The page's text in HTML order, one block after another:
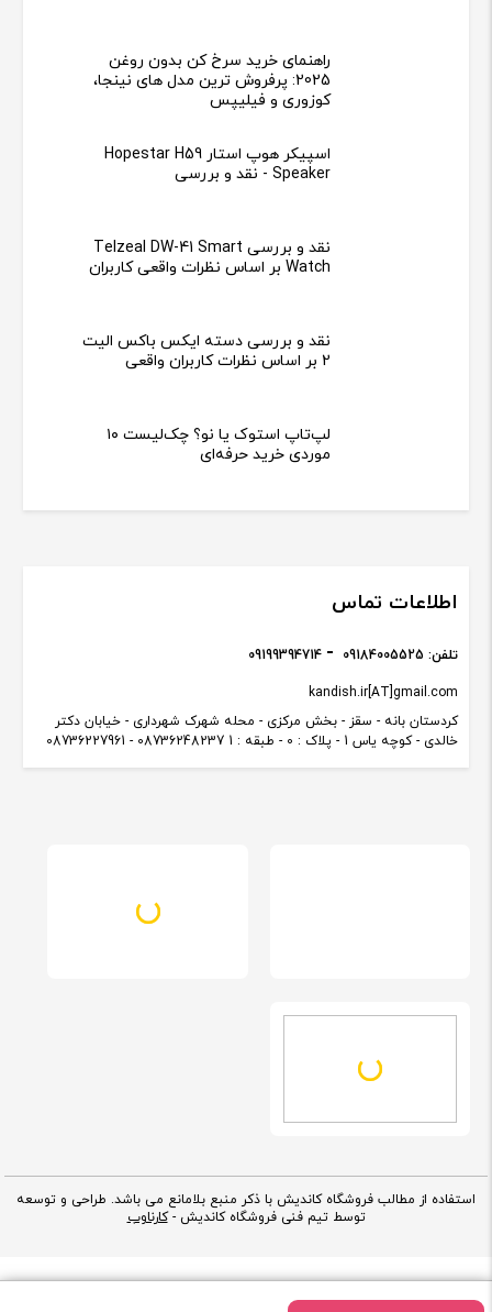
راهنمای خرید سرخ کن بدون روغن
2025: پرفروش ترین مدل های نینجا،
کوزوری و فیلیپس
اسپیکر هوپ استار Hopestar H59
Speaker - نقد و بررسی
نقد و بررسی Telzeal DW-41 Smart
Watch بر اساس نظرات واقعی کاربران
نقد و بررسی دسته ایکس باکس الیت
2 بر اساس نظرات کاربران واقعی
لپ‌تاپ استوک یا نو؟ چک‌لیست ۱۰
موردی خرید حرفه‌ای
اطلاعات تماس
کردستان بانه - سقز - بخش مرکزی - محله شهرک شهرداری - خیابان دکتر
خالدی - کوچه یاس 1 - پلاک : 0 - طبقه : 1 08736248237 - 08736227961
kandish.ir[AT]gmail.com
تلفن: 09184005525
09199394714
استفاده از مطالب فروشگاه کاندیش با ذکر منبع بلامانع می باشد. طراحی و توسعه
توسط تیم فنی فروشگاه کاندیش -کارناوب